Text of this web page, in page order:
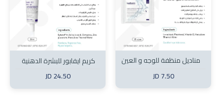
مناديل منظفة للوجه و العين
7.50 JD
كريم ايفابور للبشرة الدهنية
ذات العيوب الشديدة
24.50 JD